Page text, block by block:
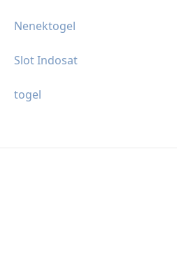
Nenektogel
Slot Indosat
togel